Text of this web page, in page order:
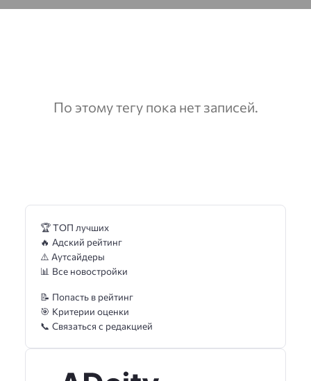
По этому тегу пока нет записей.
🏆 ТОП лучших
🔥 Адский рейтинг
⚠️ Аутсайдеры
📊 Все новостройки
📝 Попасть в рейтинг
🎯 Критерии оценки
📞 Связаться с редакцией